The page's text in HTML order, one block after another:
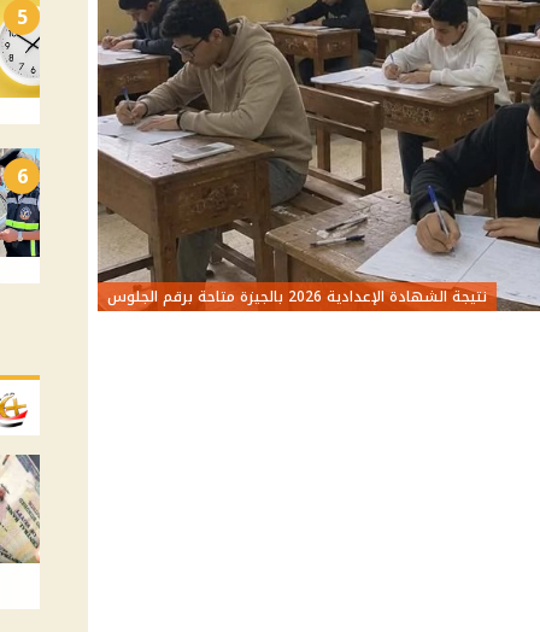
نتيجة الشهادة الإعدادية 2026 بالجيزة متاحة برقم الجلوس
5
6